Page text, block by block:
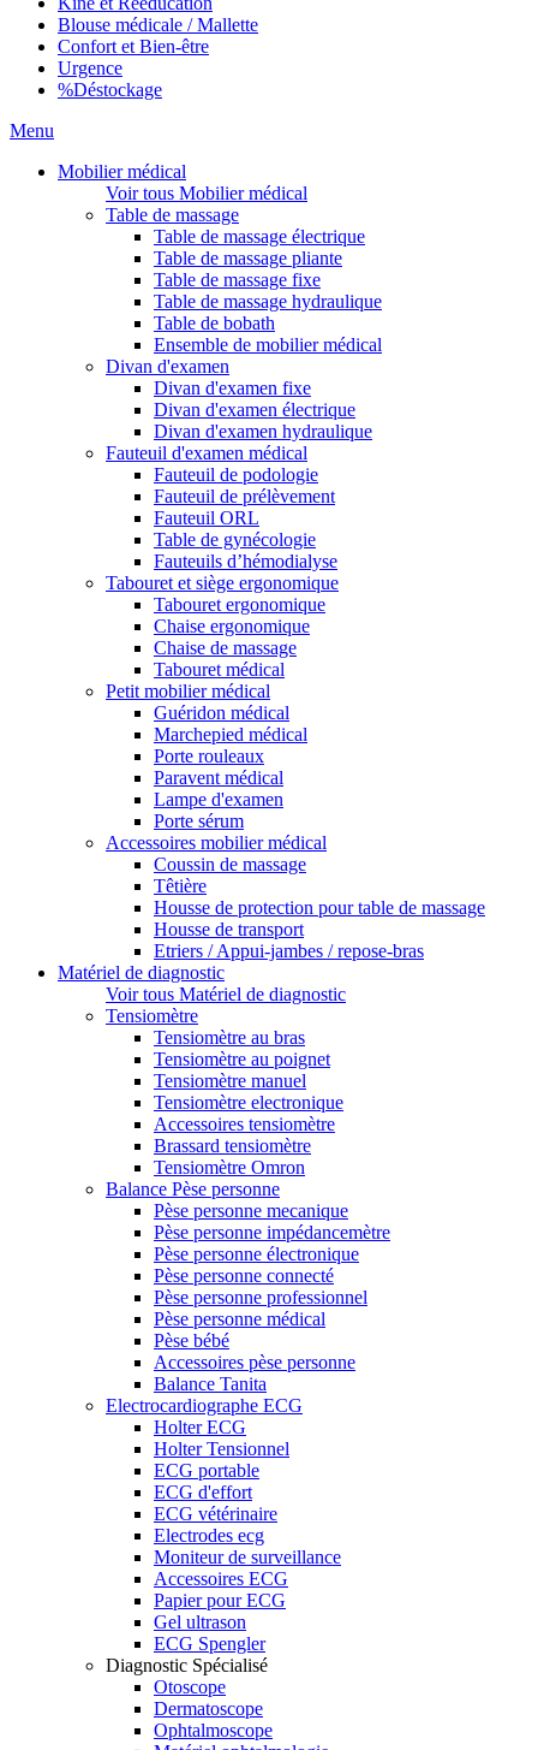
Blouse médicale / Mallette
Confort et Bien-être
Urgence
%Déstockage
Menu
Mobilier médical
Voir tous Mobilier médical
Table de massage
Table de massage électrique
Table de massage pliante
Table de massage fixe
Table de massage hydraulique
Table de bobath
Ensemble de mobilier médical
Divan d'examen
Divan d'examen fixe
Divan d'examen électrique
Divan d'examen hydraulique
Fauteuil d'examen médical
Fauteuil de podologie
Fauteuil de prélèvement
Fauteuil ORL
Table de gynécologie
Fauteuils d’hémodialyse
Tabouret et siège ergonomique
Tabouret ergonomique
Chaise ergonomique
Chaise de massage
Tabouret médical
Petit mobilier médical
Guéridon médical
Marchepied médical
Porte rouleaux
Paravent médical
Lampe d'examen
Porte sérum
Accessoires mobilier médical
Coussin de massage
Têtière
Housse de protection pour table de massage
Housse de transport
Etriers / Appui-jambes / repose-bras
Matériel de diagnostic
Voir tous Matériel de diagnostic
Tensiomètre
Tensiomètre au bras
Tensiomètre au poignet
Tensiomètre manuel
Tensiomètre electronique
Accessoires tensiomètre
Brassard tensiomètre
Tensiomètre Omron
Balance Pèse personne
Pèse personne mecanique
Pèse personne impédancemètre
Pèse personne électronique
Pèse personne connecté
Pèse personne professionnel
Pèse personne médical
Pèse bébé
Accessoires pèse personne
Balance Tanita
Electrocardiographe ECG
Holter ECG
Holter Tensionnel
ECG portable
ECG d'effort
ECG vétérinaire
Electrodes ecg
Moniteur de surveillance
Accessoires ECG
Papier pour ECG
Gel ultrason
ECG Spengler
Diagnostic Spécialisé
Otoscope
Dermatoscope
Ophtalmoscope